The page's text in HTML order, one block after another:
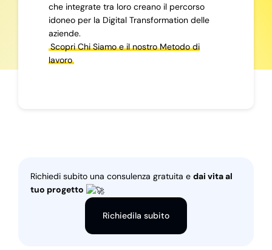
che integrate tra loro creano il percorso
idoneo per la Digital Transformation delle
aziende.
Scopri Chi Siamo e il nostro Metodo di
lavoro
Richiedi subito una consulenza gratuita e dai vita al
tuo progetto
Richiedila subito